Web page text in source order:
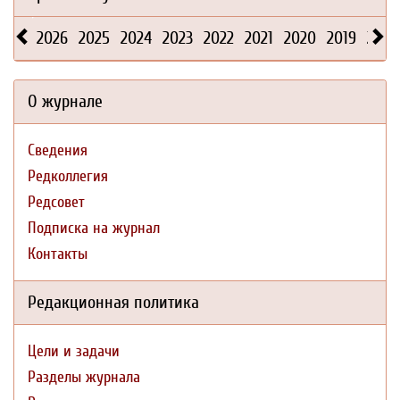
2026 2025 2024 2023 2022 2021 2020 2019 2018
О журнале
Сведения
Редколлегия
Редсовет
Подписка на журнал
Контакты
Редакционная политика
Цели и задачи
Разделы журнала